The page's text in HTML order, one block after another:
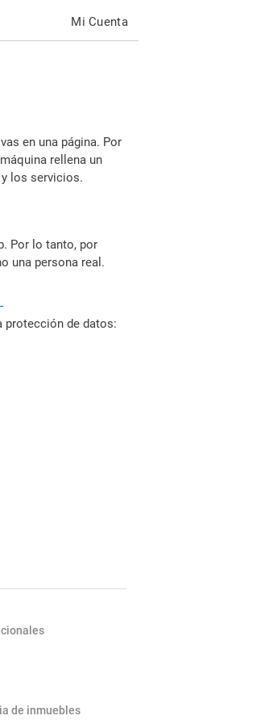
Mi Cuenta
en una página. Por
rellena un
los servicios.
Por lo tanto, por
una persona real.
protección de datos:
de inmuebles